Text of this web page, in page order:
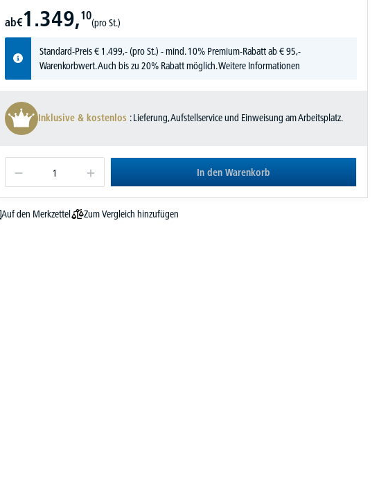
ab€1.349,10
(pro St.)
Standard-Preis€ 1.499,-(pro St.) - mind. 10% Premium-Rabatt ab € 95,-
Warenkorbwert. Auch bis zu 20% Rabatt möglich.Weitere Informationen
Inklusive & kostenlos : Lieferung, Aufstellservice und Einweisung am Arbeitsplatz.
In den Warenkorb
Auf den Merkzettel
Zum Vergleich hinzufügen